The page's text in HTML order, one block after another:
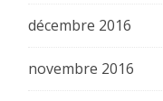
décembre 2016
novembre 2016